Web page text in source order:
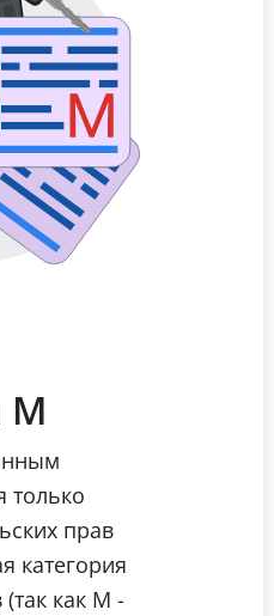
М
только
прав
категория
как М -